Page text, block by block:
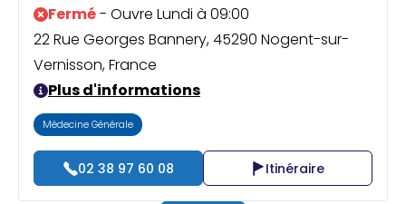
Fermé- Ouvre Lundi à 09:00
22 Rue Georges Bannery, 45290 Nogent-sur-
Vernisson, France
Plus d'informations
Médecine Générale
02 38 97 60 08 Itinéraire